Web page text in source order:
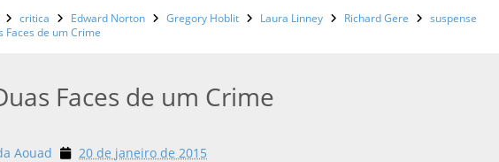
critica Edward Norton Gregory Hoblit Laura Linney Richard Gere
suspense
Faces de um Crime
Faces de um Crime
Aouad 20 de janeiro de 2015